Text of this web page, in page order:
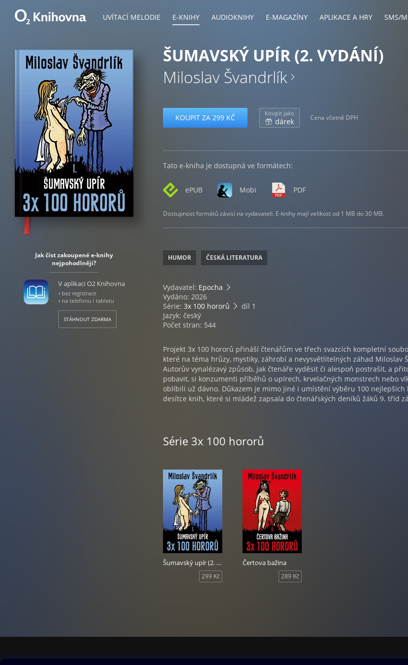
UVÍTACÍ MELODIE E-KNIHY AUDIOKNIHY E-MAGAZÍNY APLIKACE A HRY SMS/
Jak číst zakoupené e-knihy
nejpohodlněji?
V aplikaci O2 Knihovna
• bez registrace
• na telefonu i tabletu
STÁHNOUT ZDARMA
ŠUMAVSKÝ UPÍR (2. VYDÁNÍ)
Miloslav Švandrlík
KOUPIT ZA 299 KČ Koupit jako
dárek Cena včetně DPH
Tato e-kniha je dostupná ve formátech:
ePUB Mobi PDF
Dostupnost formátů závisí na vydavateli. E-knihy mají velikost od 1 MB do 30 MB.
HUMOR ČESKÁ LITERATURA
Vydavatel: Epocha
Vydáno: 2026
Série: 3x 100 hororů
díl 1
Jazyk: český
Počet stran: 544
Projekt 3x 100 hororů přináší čtenářům ve třech svazcích kompletní
které na téma hrůzy, mystiky, záhrobí a nevysvětlitelných záhad Miloslav
Autorův vynalézavý způsob, jak čtenáře vyděsit či alespoň postrašit, a
pobavit, si konzumenti příběhů o upírech, krvelačných monstrech nebo
oblíbili už dávno. Důkazem je mimo jiné i umístění výběru 100
desítce knih, které si mládež zapsala do čtenářských deníků žáků 9. tříd
Série 3x 100 hororů
Šumavský upír (2. vydání)
299 Kč
Čertova bažina
289 Kč